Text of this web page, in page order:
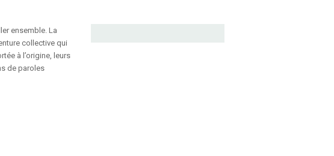
ensemble. La
collective qui
à l’origine, leurs
de paroles